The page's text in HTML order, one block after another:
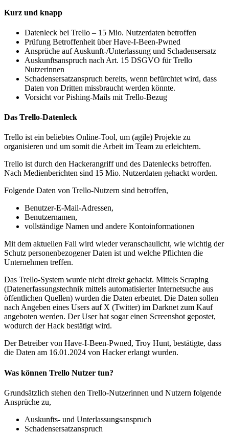
Kurz und knapp
Datenleck bei Trello – 15 Mio. Nutzerdaten betroffen
Prüfung Betroffenheit über Have-I-Been-Pwned
Ansprüche auf Auskunft-/Unterlassung und Schadensersatz
Auskunftsanspruch nach Art. 15 DSGVO für Trello
Nutzerinnen
Schadensersatzanspruch bereits, wenn befürchtet wird, dass
Daten von Dritten missbraucht werden könnte.
Vorsicht vor Pishing-Mails mit Trello-Bezug
Das Trello-Datenleck
Trello ist ein beliebtes Online-Tool, um (agile) Projekte zu
organisieren und um somit die Arbeit im Team zu erleichtern.
Trello ist durch den Hackerangriff und des Datenlecks betroffen.
Nach Medienberichten sind 15 Mio. Nutzerdaten gehackt worden.
Folgende Daten von Trello-Nutzern sind betroffen,
Benutzer-E-Mail-Adressen,
Benutzernamen,
vollständige Namen und andere Kontoinformationen
Mit dem aktuellen Fall wird wieder veranschaulicht, wie wichtig der
Schutz personenbezogener Daten ist und welche Pflichten die
Unternehmen treffen.
Das Trello-System wurde nicht direkt gehackt. Mittels Scraping
(Datenerfassungstechnik mittels automatisierter Internetsuche aus
öffentlichen Quellen) wurden die Daten erbeutet. Die Daten sollen
nach Angeben eines Users auf X (Twitter) im Darknet zum Kauf
angeboten werden. Der User hat sogar einen Screenshot gepostet,
wodurch der Hack bestätigt wird.
Der Betreiber von Have-I-Been-Pwned, Troy Hunt, bestätigte, dass
die Daten am 16.01.2024 von Hacker erlangt wurden.
Was können Trello Nutzer tun?
Grundsätzlich stehen den Trello-Nutzerinnen und Nutzern folgende
Ansprüche zu,
Auskunfts- und Unterlassungsanspruch
Schadensersatzanspruch